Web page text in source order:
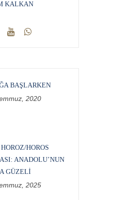
KALKAN
BAŞLARKEN
2020
HOROS
ANADOLU’NUN
GÜZELI
2025